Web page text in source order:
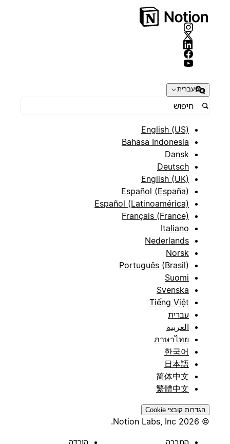
עברית
English (US)
Bahasa Indonesia
Dansk
Deutsch
English (UK)
Español (España)
Español (Latinoamérica)
Français (France)
Italiano
Nederlands
Norsk
Português (Brasil)
Suomi
Svenska
Tiếng Việt
עברית
العربية
ภาษาไทย
한국어
日本語
简体中文
繁體中文
הגדרות קובצי Cookie
החברה
הורדה